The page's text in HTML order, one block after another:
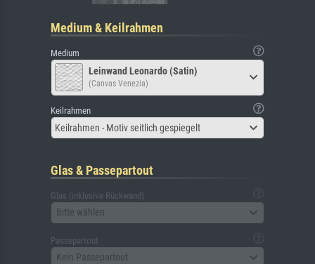
Medium & Keilrahmen
Medium
Leinwand Leonardo (Satin)
(Canvas Venezia)
Keilrahmen
Keilrahmen - Motiv seitlich gespiegelt
Glas & Passepartout
Glas (inklusive Rückwand)
Bitte wählen
Passepartout
Kein Passepartout